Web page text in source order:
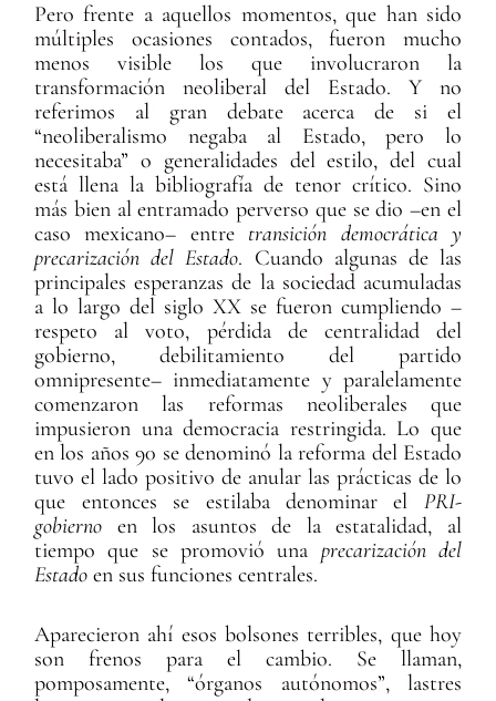
Pero frente a aquellos momentos, que han sido
múltiples ocasiones contados, fueron mucho
menos visible los que involucraron la
transformación neoliberal del Estado. Y no
referimos al gran debate acerca de si el
“neoliberalismo negaba al Estado, pero lo
necesitaba” o generalidades del estilo, del cual
está llena la bibliografía de tenor crítico. Sino
más bien al entramado perverso que se dio –en el
caso mexicano– entre transición democrática y
precarización del Estado. Cuando algunas de las
principales esperanzas de la sociedad acumuladas
a lo largo del siglo XX se fueron cumpliendo –
respeto al voto, pérdida de centralidad del
gobierno, debilitamiento del partido
omnipresente– inmediatamente y paralelamente
comenzaron las reformas neoliberales que
impusieron una democracia restringida. Lo que
en los años 90 se denominó la reforma del Estado
tuvo el lado positivo de anular las prácticas de lo
que entonces se estilaba denominar el PRI-
gobierno en los asuntos de la estatalidad, al
tiempo que se promovió una precarización del
Estado en sus funciones centrales.
Aparecieron ahí esos bolsones terribles, que hoy
son frenos para el cambio. Se llaman,
pomposamente, “órganos autónomos”, lastres